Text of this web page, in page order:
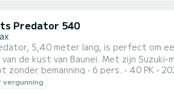
Predator 540
5,40 meter lang, is perfect om
de kust van Baunei. Met zijn Suzuki-motor van 40 pk,
biedt ruime zonnedekken met
is er plaats voor maximaal 6 personen! Een volledige bimini beschermt u tegen de
zonder bemanning 6 pers. 40 PK
vergunning